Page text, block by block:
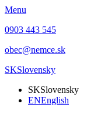
Menu
0903 443 545
obec@nemce.sk
SKSlovensky
SKSlovensky
ENEnglish